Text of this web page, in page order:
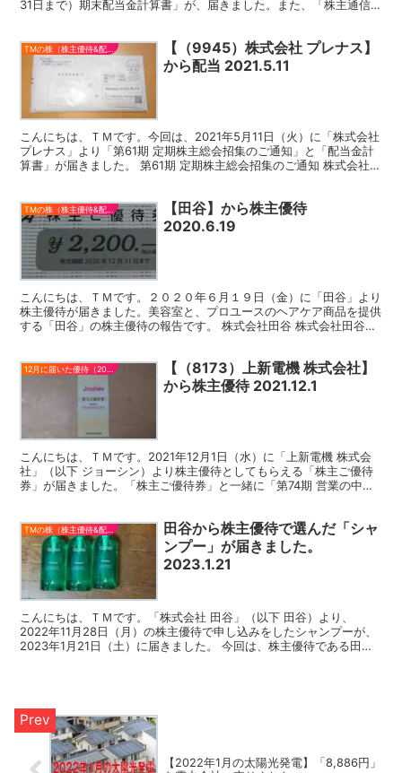
31日まで）期末配当金計算書」が、届きました。また、「株主通信
【（9945）株式会社 プレナス】
から配当 2021.5.11
こんにちは、ＴＭです。今回は、2021年5月11日（火）に「株式会社
プレナス」より「第61期 定期株主総会招集のご通知」と「配当金計
算書」が届きました。 第61期 定期株主総会招集のご通知 株式会社プ
【田谷】から株主優待
2020.6.19
こんにちは、ＴＭです。２０２０年６月１９日（金）に「田谷」より
株主優待が届きました。美容室と、プロユースのヘアケア商品を提供
する「田谷」の株主優待の報告です。 株式会社田谷 株式会社田谷
12月に届いた優待（2021）
【（8173）上新電機 株式会社】
から株主優待 2021.12.1
こんにちは、ＴＭです。2021年12月1日（水）に「上新電機 株式会
社」（以下 ジョーシン）より株主優待としてもらえる「株主ご優待
券」が届きました。「株主ご優待券」と一緒に「第74期 営業の中間
TMの株（株主優待&配当）
田谷から株主優待で選んだ「シャ
ンプー」が届きました。
2023.1.21
こんにちは、ＴＭです。「株式会社 田谷」（以下 田谷）より、
2022年11月28日（月）の株主優待で申し込みをしたシャンプーが、
2023年1月21日（土）に届きました。 今回は、株主優待である田谷
【2022年1月の太陽光発電】「8,886円」